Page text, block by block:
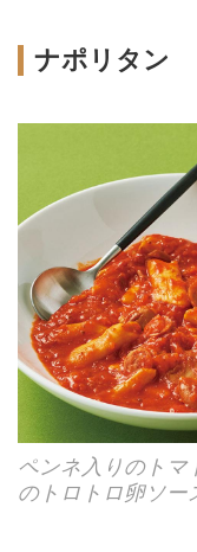
ナポリタン
ペンネ入りのトマ
のトロトロ卵ソー